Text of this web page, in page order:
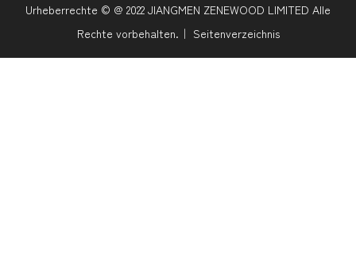
Urheberrechte © @ 2022 JIANGMEN ZENEWOOD LIMITED Alle
Rechte vorbehalten.｜ Seitenverzeichnis